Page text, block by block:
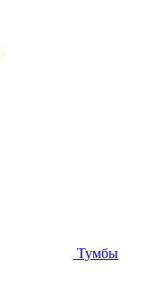
Тумбы